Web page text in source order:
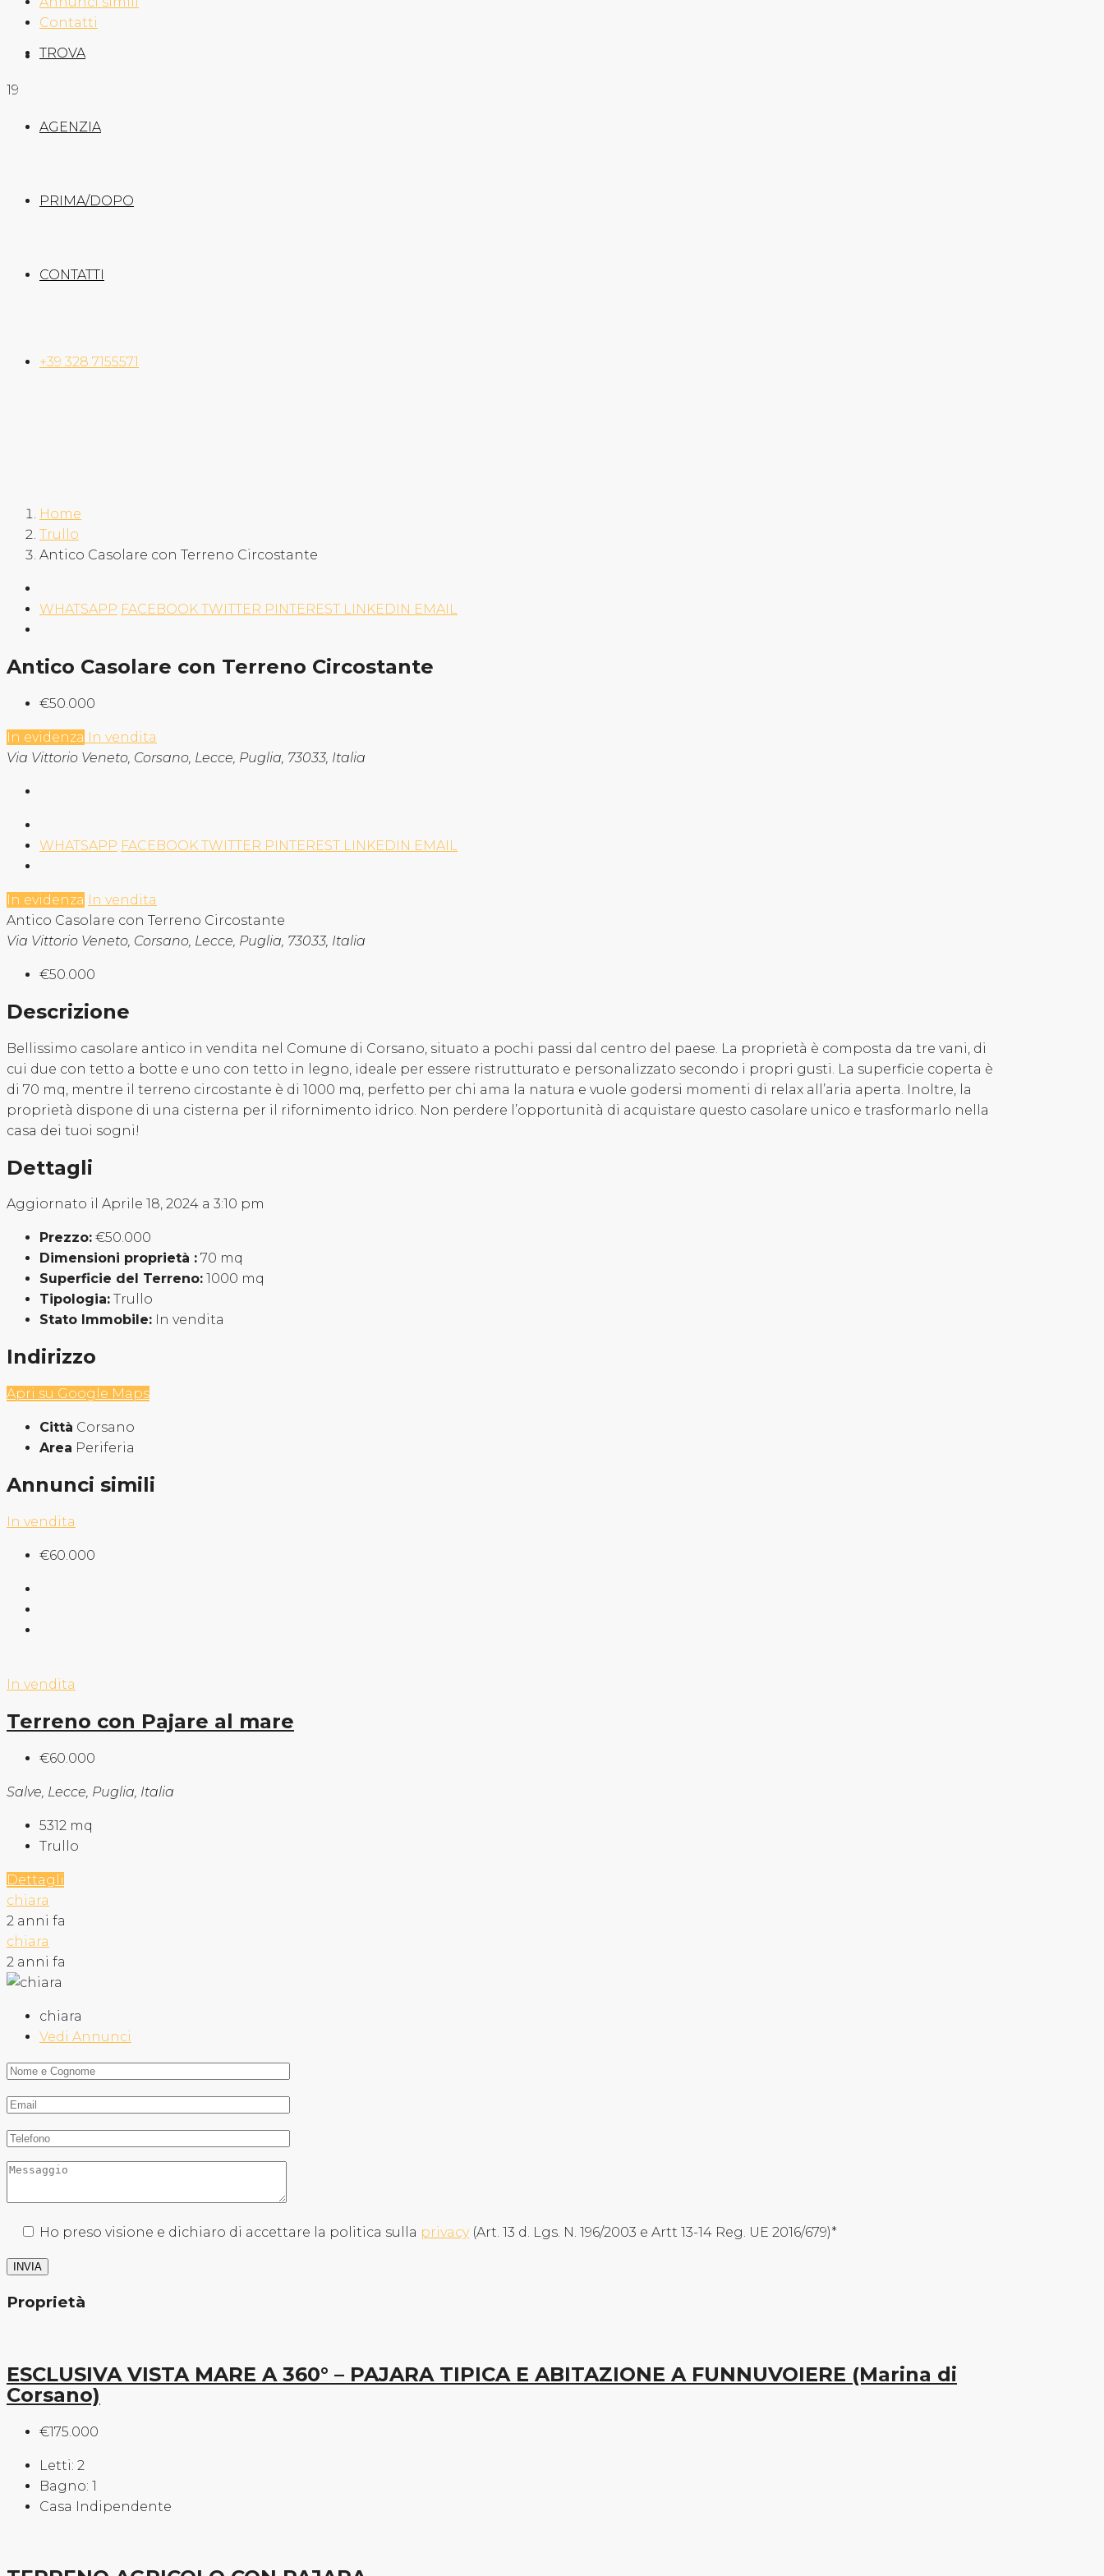
TROVA
AGENZIA
PRIMA/DOPO
CONTATTI
+39 328 7155571
Contatti
19
Home
Trullo
Antico Casolare con Terreno Circostante
WHATSAPP FACEBOOK TWITTER PINTEREST LINKEDIN EMAIL
Antico Casolare con Terreno Circostante
€50.000
In evidenza In vendita
Via Vittorio Veneto, Corsano, Lecce, Puglia, 73033, Italia
WHATSAPP FACEBOOK TWITTER PINTEREST LINKEDIN EMAIL
In evidenza In vendita
Antico Casolare con Terreno Circostante
Via Vittorio Veneto, Corsano, Lecce, Puglia, 73033, Italia
€50.000
Descrizione
Bellissimo casolare antico in vendita nel Comune di Corsano, situato a pochi passi dal centro del paese. La proprietà è composta da tre vani, di
cui due con tetto a botte e uno con tetto in legno, ideale per essere ristrutturato e personalizzato secondo i propri gusti. La superficie coperta è
di 70 mq, mentre il terreno circostante è di 1000 mq, perfetto per chi ama la natura e vuole godersi momenti di relax all’aria aperta. Inoltre, la
proprietà dispone di una cisterna per il rifornimento idrico. Non perdere l’opportunità di acquistare questo casolare unico e trasformarlo nella
casa dei tuoi sogni!
Dettagli
Aggiornato il Aprile 18, 2024 a 3:10 pm
Prezzo: €50.000
Dimensioni proprietà : 70 mq
Superficie del Terreno: 1000 mq
Tipologia: Trullo
Stato Immobile: In vendita
Indirizzo
Apri su Google Maps
Città Corsano
Area Periferia
Annunci simili
In vendita
€60.000
In vendita
Terreno con Pajare al mare
€60.000
Salve, Lecce, Puglia, Italia
5312 mq
Trullo
Dettagli
chiara
2 anni fa
chiara
2 anni fa
chiara
Vedi Annunci
Ho preso visione e dichiaro di accettare la politica sulla privacy(Art. 13 d. Lgs. N. 196/2003 e Artt 13-14 Reg. UE 2016/679)*
Proprietà
ESCLUSIVA VISTA MARE A 360° – PAJARA TIPICA E ABITAZIONE A FUNNUVOIERE (Marina di
Corsano)
€175.000
Letti: 2
Bagno: 1
Casa Indipendente